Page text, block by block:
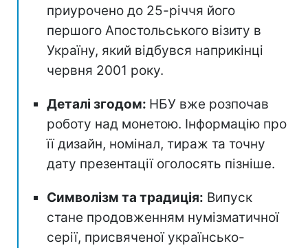
приурочено до 25-річчя його
першого Апостольського візиту в
Україну, який відбувся наприкінці
червня 2001 року.
Деталі згодом: НБУ вже розпочав
роботу над монетою. Інформацію про
її дизайн, номінал, тираж та точну
дату презентації оголосять пізніше.
Символізм та традиція: Випуск
стане продовженням нумізматичної
серії, присвяченої українсько-